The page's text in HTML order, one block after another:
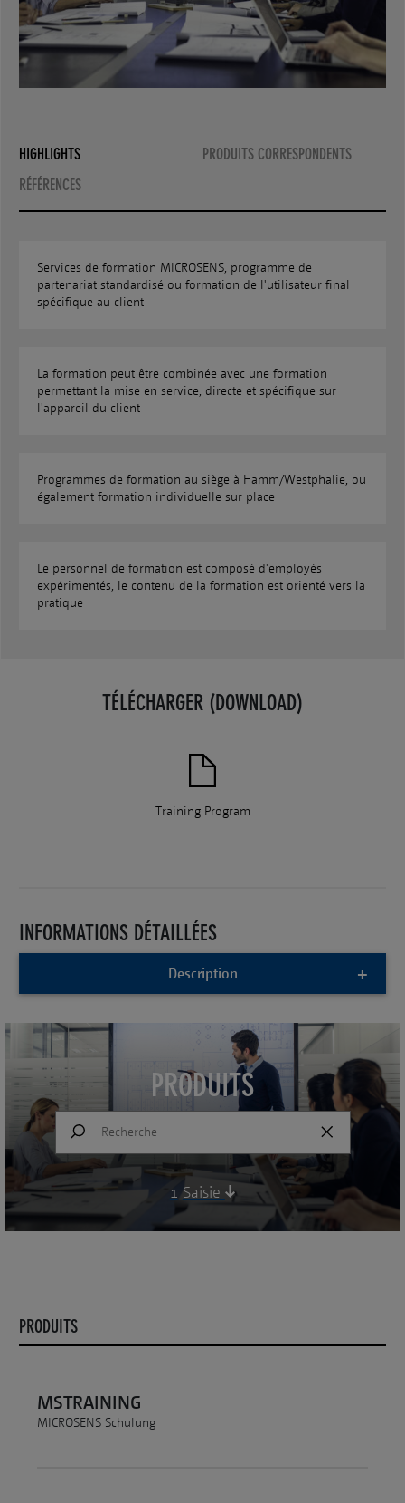
HIGHLIGHTS
PRODUITS CORRESPONDENTS
RÉFÉRENCES
Services de formation MICROSENS, programme de
partenariat standardisé ou formation de l'utilisateur final
spécifique au client
La formation peut être combinée avec une formation
permettant la mise en service, directe et spécifique sur
l'appareil du client
Programmes de formation au siège à Hamm/Westphalie, ou
également formation individuelle sur place
Le personnel de formation est composé d'employés
expérimentés, le contenu de la formation est orienté vers la
pratique
TÉLÉCHARGER (DOWNLOAD)
Training Program
INFORMATIONS DÉTAILLÉES
Description
1 Saisie
PRODUITS
PRODUITS
MSTRAINING
MICROSENS Schulung